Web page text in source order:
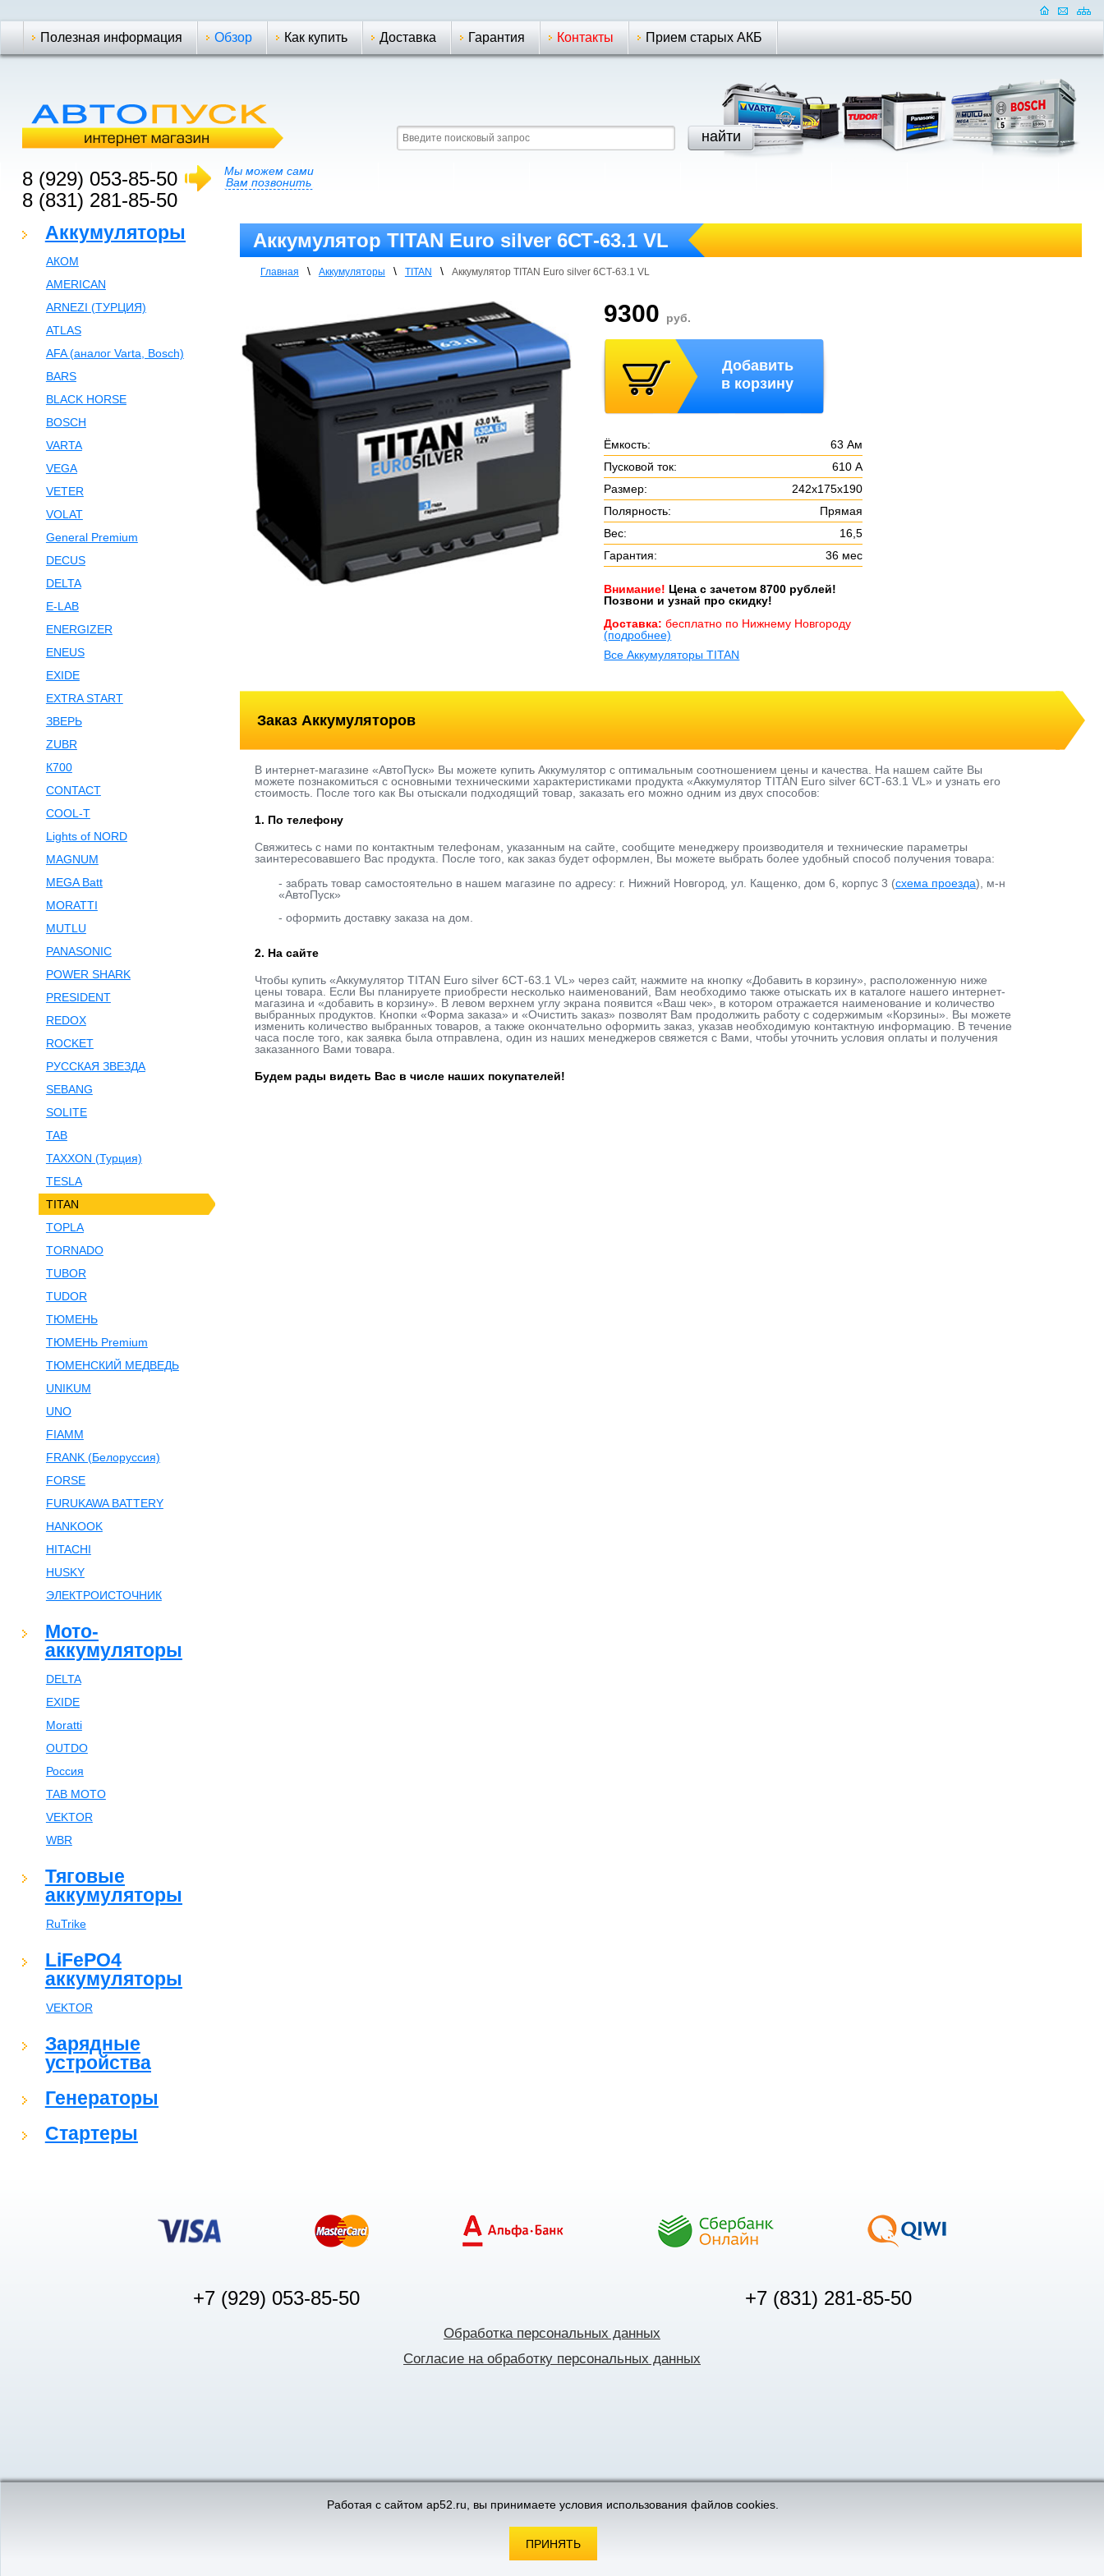
Полезная информация Обзор Как купить Доставка Гарантия Контакты Прием старых АКБ
8 (929) 053-85-50
8 (831) 281-85-50
Мы можем сами
Вам позвонить
Аккумуляторы
АКОМ
AMERICAN
ARNEZI (ТУРЦИЯ)
ATLAS
AFA (аналог Varta, Bosch)
BARS
BLACK HORSE
BOSCH
VARTA
VEGA
VETER
VOLAT
General Premium
DECUS
DELTA
E-LAB
ENERGIZER
ENEUS
EXIDE
EXTRA START
ЗВЕРЬ
ZUBR
К700
CONTACT
COOL-T
Lights of NORD
MAGNUM
MEGA Batt
MORATTI
MUTLU
PANASONIC
POWER SHARK
PRESIDENT
REDOX
ROCKET
РУССКАЯ ЗВЕЗДА
SEBANG
SOLITE
TAB
TAXXON (Турция)
TESLA
TITAN
TOPLA
TORNADO
TUBOR
TUDOR
ТЮМЕНЬ
ТЮМЕНЬ Premium
ТЮМЕНСКИЙ МЕДВЕДЬ
UNIKUM
UNO
FIAMM
FRANK (Белоруссия)
FORSE
FURUKAWA BATTERY
HANKOOK
HITACHI
HUSKY
ЭЛЕКТРОИСТОЧНИК
Мото-
аккумуляторы
DELTA
EXIDE
Moratti
OUTDO
Россия
TAB MOTO
VEKTOR
WBR
Тяговые
аккумуляторы
RuTrike
LiFePO4
аккумуляторы
VEKTOR
Зарядные
устройства
Генераторы
Стартеры
Аккумулятор TITAN Euro silver 6СТ-63.1 VL
Главная \ Аккумуляторы \ TITAN \ Аккумулятор TITAN Euro silver 6СТ-63.1 VL
9300 руб.
Добавить
в корзину
Ёмкость:
63 Ам
Пусковой ток:
610 А
Размер:
242х175х190
Полярность:
Прямая
Вес:
16,5
Гарантия:
36 мес
Внимание! Цена с зачетом 8700 рублей!
Позвони и узнай про скидку!
Доставка: бесплатно по Нижнему Новгороду
(подробнее)
Все Аккумуляторы TITAN
Заказ Аккумуляторов
В интернет-магазине «АвтоПуск» Вы можете купить Аккумулятор с оптимальным соотношением цены и качества. На нашем сайте Вы
можете познакомиться с основными техническими характеристиками продукта «Аккумулятор TITAN Euro silver 6СТ-63.1 VL» и узнать его
стоимость. После того как Вы отыскали подходящий товар, заказать его можно одним из двух способов:
1. По телефону
Свяжитесь с нами по контактным телефонам, указанным на сайте, сообщите менеджеру производителя и технические параметры
заинтересовавшего Вас продукта. После того, как заказ будет оформлен, Вы можете выбрать более удобный способ получения товара:
- забрать товар самостоятельно в нашем магазине по адресу: г. Нижний Новгород, ул. Кащенко, дом 6, корпус 3 (схема проезда), м-н
«АвтоПуск»
- оформить доставку заказа на дом.
2. На сайте
Чтобы купить «Аккумулятор TITAN Euro silver 6СТ-63.1 VL» через сайт, нажмите на кнопку «Добавить в корзину», расположенную ниже
цены товара. Если Вы планируете приобрести несколько наименований, Вам необходимо также отыскать их в каталоге нашего интернет-
магазина и «добавить в корзину». В левом верхнем углу экрана появится «Ваш чек», в котором отражается наименование и количество
выбранных продуктов. Кнопки «Форма заказа» и «Очистить заказ» позволят Вам продолжить работу с содержимым «Корзины». Вы можете
изменить количество выбранных товаров, а также окончательно оформить заказ, указав необходимую контактную информацию. В течение
часа после того, как заявка была отправлена, один из наших менеджеров свяжется с Вами, чтобы уточнить условия оплаты и получения
заказанного Вами товара.
Будем рады видеть Вас в числе наших покупателей!
+7 (929) 053-85-50 +7 (831) 281-85-50
Обработка персональных данных
Согласие на обработку персональных данных
Работая с сайтом ap52.ru, вы принимаете условия использования файлов cookies.
ПРИНЯТЬ